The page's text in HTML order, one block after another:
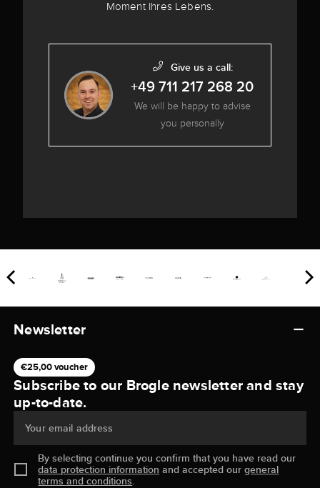
Moment Ihres Lebens.
Give us a call:
+49 711 217 268 20
We will be happy to advise
you personally
Newsletter
€25,00 voucher
Subscribe to our Brogle newsletter and stay
up-to-date.
Your email address
By selecting continue you confirm that you have read our
data protection information and accepted ourgeneral
terms and conditions.